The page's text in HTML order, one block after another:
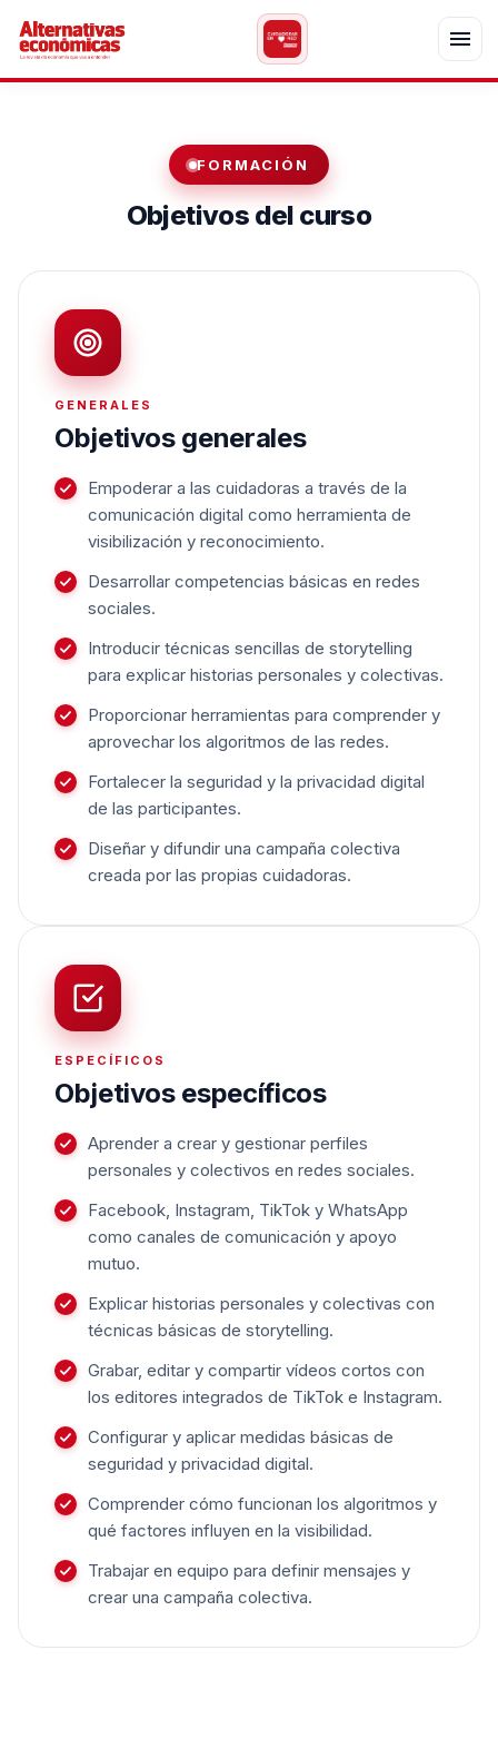
FORMACIÓN
Objetivos del curso
GENERALES
Objetivos generales
Empoderar a las cuidadoras a través de la
comunicación digital como herramienta de
visibilización y reconocimiento.
Desarrollar competencias básicas en redes
sociales.
Introducir técnicas sencillas de storytelling
para explicar historias personales y colectivas.
Proporcionar herramientas para comprender y
aprovechar los algoritmos de las redes.
Fortalecer la seguridad y la privacidad digital
de las participantes.
Diseñar y difundir una campaña colectiva
creada por las propias cuidadoras.
ESPECÍFICOS
Objetivos específicos
Aprender a crear y gestionar perfiles
personales y colectivos en redes sociales.
Facebook, Instagram, TikTok y WhatsApp
como canales de comunicación y apoyo
mutuo.
Explicar historias personales y colectivas con
técnicas básicas de storytelling.
Grabar, editar y compartir vídeos cortos con
los editores integrados de TikTok e Instagram.
Configurar y aplicar medidas básicas de
seguridad y privacidad digital.
Comprender cómo funcionan los algoritmos y
qué factores influyen en la visibilidad.
Trabajar en equipo para definir mensajes y
crear una campaña colectiva.